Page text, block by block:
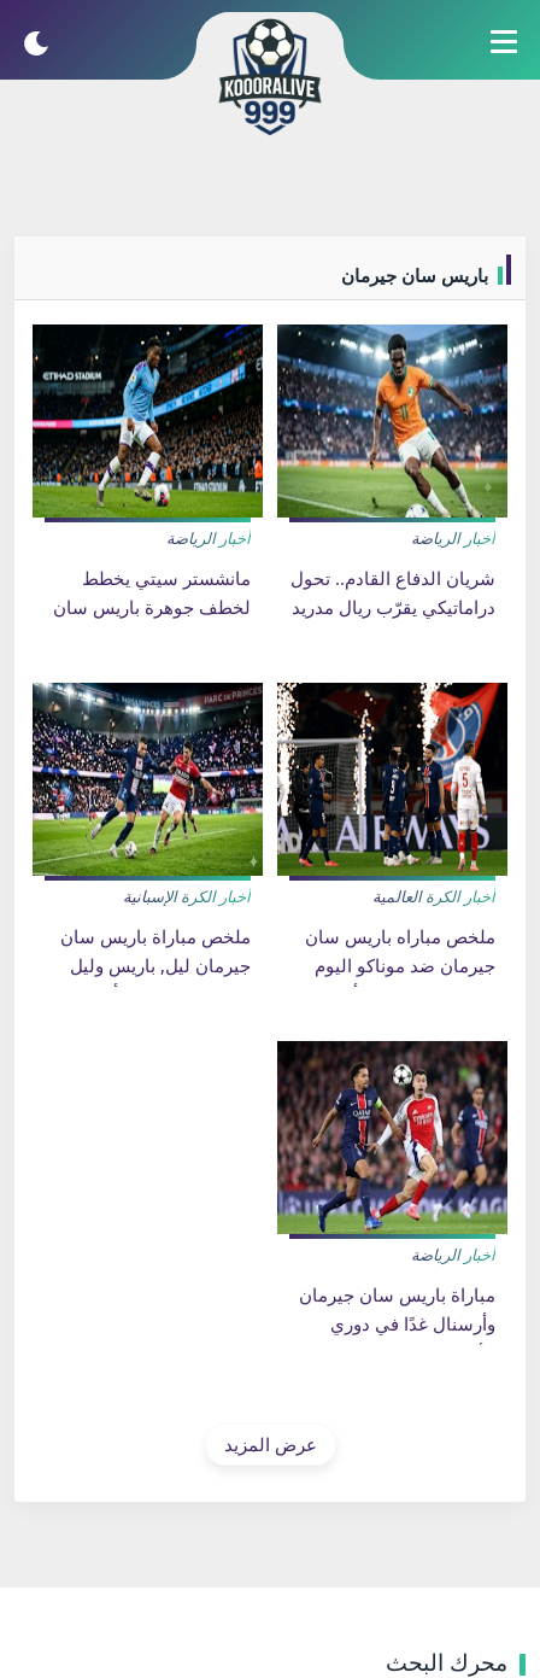
باريس سان جيرمان
أخبار الرياضة
شريان الدفاع القادم.. تحول
دراماتيكي يقرّب ريال مدريد
أخبار الرياضة
مانشستر سيتي يخطط
لخطف جوهرة باريس سان
أخبار الكرة العالمية
ملخص مباراه باريس سان
جيرمان ضد موناكو اليوم
25-2-2026 دوري أبطال
أخبار الكرة الإسبانية
ملخص مباراة باريس سان
جيرمان ليل, باريس وليل
الدوري الفرنسي, أهداف
أخبار الرياضة
مباراة باريس سان جيرمان
وأرسنال غدًا في دوري
الأبطال قمة نارية
عرض المزيد
محرك البحث